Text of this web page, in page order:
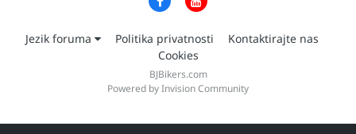
Jezik foruma Politika privatnosti
Kontaktirajte nas
Cookies
BJBikers.com
Powered by Invision Community